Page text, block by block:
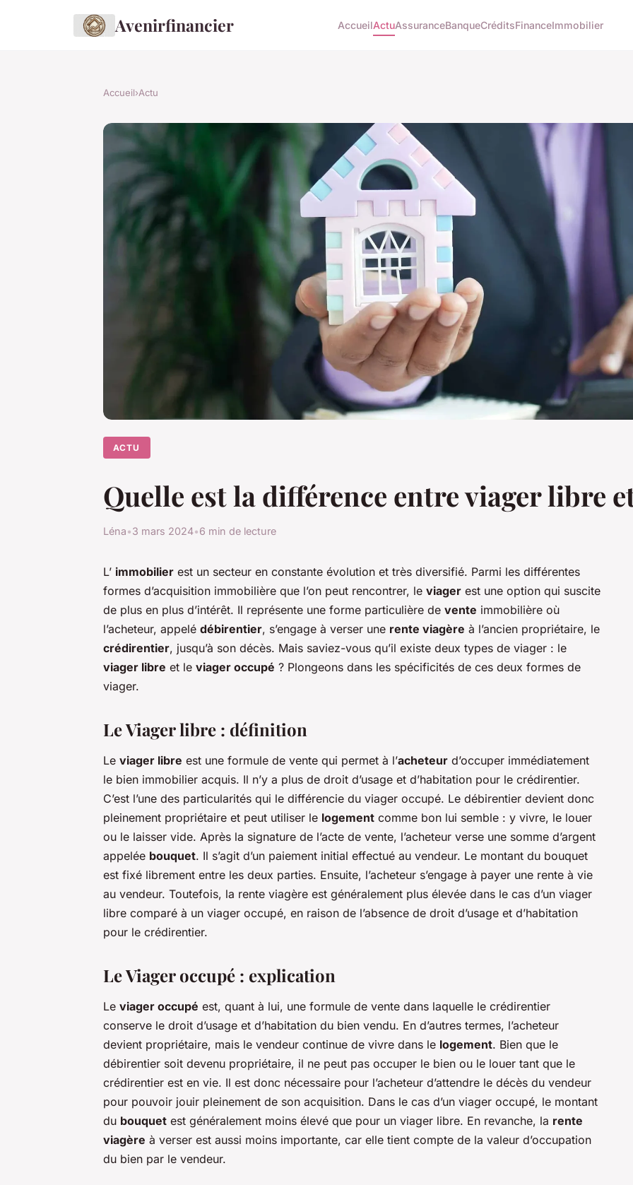
Avenirfinancier AccueilActuAssuranceBanqueCréditsFinanceImmobilier
Accueil›Actu
ACTU
Quelle est la différence entre viager libre
Léna•3 mars 2024•6 min de lecture
L’ immobilier est un secteur en constante évolution et très diversifié. Parmi les différentes
formes d’acquisition immobilière que l’on peut rencontrer, le viager est une option qui suscite
de plus en plus d’intérêt. Il représente une forme particulière de vente immobilière où
l’acheteur, appelé débirentier, s’engage à verser une rente viagère à l’ancien propriétaire, le
crédirentier, jusqu’à son décès. Mais saviez-vous qu’il existe deux types de viager : le
viager libre et le viager occupé ? Plongeons dans les spécificités de ces deux formes de
viager.
Le Viager libre : définition
Le viager libre est une formule de vente qui permet à l’acheteur d’occuper immédiatement
le bien immobilier acquis. Il n’y a plus de droit d’usage et d’habitation pour le crédirentier.
C’est l’une des particularités qui le différencie du viager occupé. Le débirentier devient donc
pleinement propriétaire et peut utiliser le logement comme bon lui semble : y vivre, le louer
ou le laisser vide. Après la signature de l’acte de vente, l’acheteur verse une somme d’argent
appelée bouquet. Il s’agit d’un paiement initial effectué au vendeur. Le montant du bouquet
est fixé librement entre les deux parties. Ensuite, l’acheteur s’engage à payer une rente à vie
au vendeur. Toutefois, la rente viagère est généralement plus élevée dans le cas d’un viager
libre comparé à un viager occupé, en raison de l’absence de droit d’usage et d’habitation
pour le crédirentier.
Le Viager occupé : explication
Le viager occupé est, quant à lui, une formule de vente dans laquelle le crédirentier
conserve le droit d’usage et d’habitation du bien vendu. En d’autres termes, l’acheteur
devient propriétaire, mais le vendeur continue de vivre dans le logement. Bien que le
débirentier soit devenu propriétaire, il ne peut pas occuper le bien ou le louer tant que le
crédirentier est en vie. Il est donc nécessaire pour l’acheteur d’attendre le décès du vendeur
pour pouvoir jouir pleinement de son acquisition. Dans le cas d’un viager occupé, le montant
du bouquet est généralement moins élevé que pour un viager libre. En revanche, la rente
viagère à verser est aussi moins importante, car elle tient compte de la valeur d’occupation
du bien par le vendeur.